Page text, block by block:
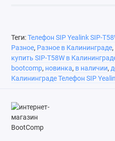
Высота
Теги:Телефон SIP Yealink SIP-
Разное, Разное в Калининграде,
купить SIP-T58W в
bootcomp, новинка, в наличии,
Калининграде Телефон SIP